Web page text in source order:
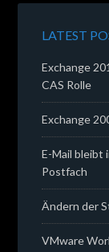
LATEST
Exchange
CAS Rolle
Exchange
E-Mail bleibt
Postfach
Ändern der
VMware